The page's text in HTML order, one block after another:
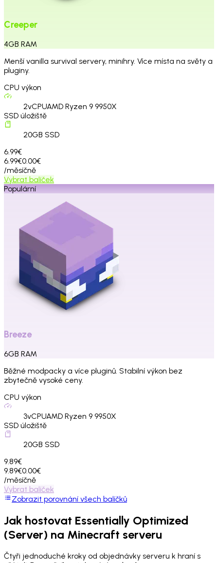
Creeper
4GB RAM
Menší vanilla survival servery, minihry. Více místa na světy a
pluginy.
CPU výkon
2vCPUAMD Ryzen 9 9950X
SSD úložiště
20GB SSD
6.99€
6.99€0.00€
/měsíčně
Vybrat balíček
Populární
Breeze
6GB RAM
Běžné modpacky a více pluginů. Stabilní výkon bez
zbytečně vysoké ceny.
CPU výkon
3vCPUAMD Ryzen 9 9950X
SSD úložiště
20GB SSD
9.89€
9.89€0.00€
/měsíčně
Vybrat balíček
Zobrazit porovnání všech balíčků
Jak hostovat Essentially Optimized
(Server) na Minecraft serveru
Čtyři jednoduché kroky od objednávky serveru k hraní s